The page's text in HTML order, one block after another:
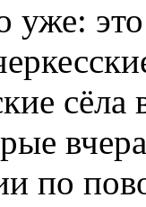
уже:
по